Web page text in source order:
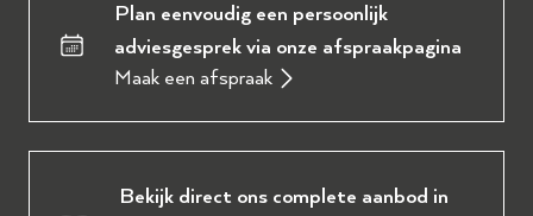
Plan eenvoudig een persoonlijk
adviesgesprek via onze afspraakpagina
Maak een afspraak
Bekijk direct ons complete aanbod in